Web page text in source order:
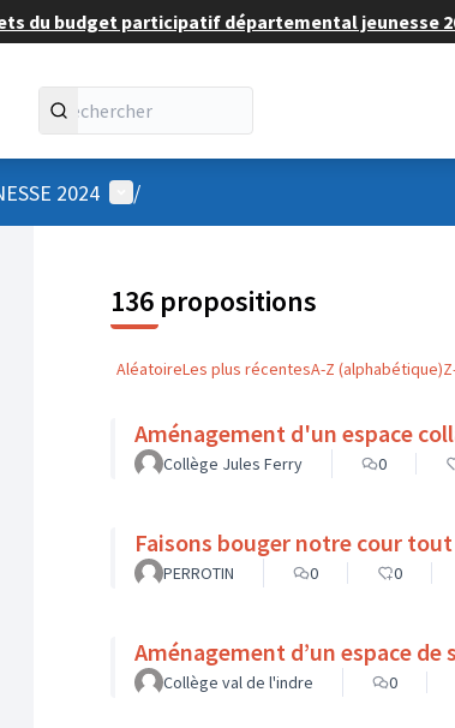
du budget participatif départemental jeunesse
2024 Menu utilisateur
/
136 propositions
AléatoireLes plus récentesA-Z (alphabétique)
Aménagement d'un espace
Collège Jules Ferry 0
Faisons bouger notre cour
PERROTIN 0 0
Aménagement d’un espace
Collège val de l'indre 0